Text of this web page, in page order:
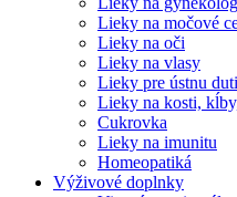
Lieky na močové
Lieky na oči
Lieky na vlasy
Lieky pre ústnu
Lieky na kosti,
Cukrovka
Lieky na imunitu
Homeopatiká
Výživové doplnky